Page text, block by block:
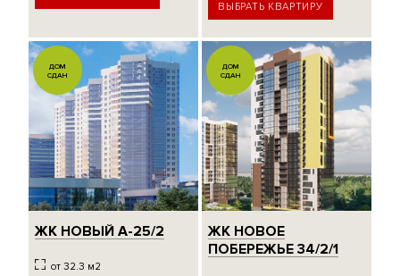
ВЫБРАТЬ КВАРТИРУ
ДОМ
СДАН
ЖК НОВЫЙ А-25/2
от 32.3 м2
ДОМ
СДАН
ЖК НОВОЕ
ПОБЕРЕЖЬЕ 34/2/1